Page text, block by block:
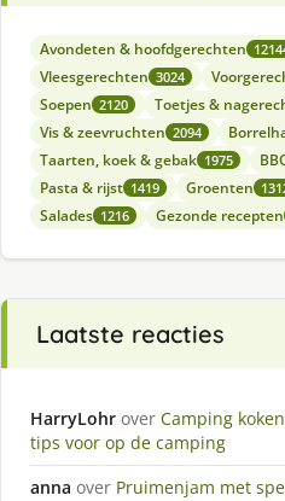
Avondeten & hoofdgerechten
Vleesgerechten 3024
Soepen 2120 Toetjes &
Vis & zeevruchten 2094
Taarten, koek & gebak 1975
Pasta & rijst 1419 Groenten
Salades 1216 Gezonde recepten
Laatste reacties
HarryLohr over Camping
tips voor op de camping
anna over Pruimenjam met